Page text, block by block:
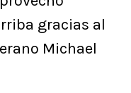
gracias al
Michael